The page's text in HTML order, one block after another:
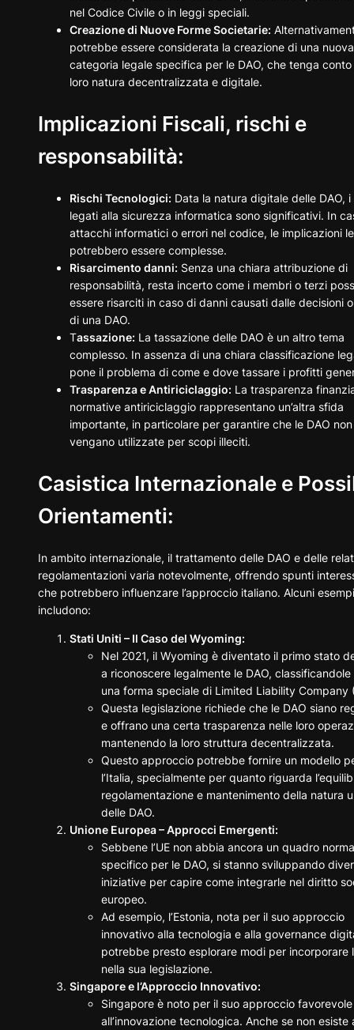
nel Codice Civile o in leggi speciali.
Creazione di Nuove Forme Societarie:
potrebbe essere considerata la creazione di una nuova
categoria legale specifica per le DAO, che tenga conto
loro natura decentralizzata e digitale.
Implicazioni Fiscali, rischi e
responsabilità:
Rischi Tecnologici: Data la natura digitale delle DAO, i
legati alla sicurezza informatica sono significativi. In
attacchi informatici o errori nel codice, le implicazioni
potrebbero essere complesse.
Risarcimento danni: Senza una chiara attribuzione di
responsabilità, resta incerto come i membri o terzi
essere risarciti in caso di danni causati dalle decisioni
di una DAO.
Tassazione: La tassazione delle DAO è un altro tema
complesso. In assenza di una chiara classificazione
pone il problema di come e dove tassare i profitti
Trasparenza e Antiriciclaggio: La trasparenza
normative antiriciclaggio rappresentano un’altra sfida
importante, in particolare per garantire che le DAO non
vengano utilizzate per scopi illeciti.
Casistica Internazionale e
Orientamenti:
In ambito internazionale, il trattamento delle DAO e delle
regolamentazioni varia notevolmente, offrendo spunti
che potrebbero influenzare l’approccio italiano. Alcuni
includono:
Stati Uniti – Il Caso del Wyoming:
Nel 2021, il Wyoming è diventato il primo stato
a riconoscere legalmente le DAO, classificandole
una forma speciale di Limited Liability Company
Questa legislazione richiede che le DAO siano
e offrano una certa trasparenza nelle loro
mantenendo la loro struttura decentralizzata.
Questo approccio potrebbe fornire un modello
l’Italia, specialmente per quanto riguarda
regolamentazione e mantenimento della natura
delle DAO.
Unione Europea – Approcci Emergenti:
Sebbene l’UE non abbia ancora un quadro
specifico per le DAO, si stanno sviluppando
iniziative per capire come integrarle nel diritto
europeo.
Ad esempio, l’Estonia, nota per il suo approccio
innovativo alla tecnologia e alla governance
potrebbe presto esplorare modi per incorporare
nella sua legislazione.
Singapore e l’Approccio Innovativo:
Singapore è noto per il suo approccio favorevole
all’innovazione tecnologica. Anche se non esiste